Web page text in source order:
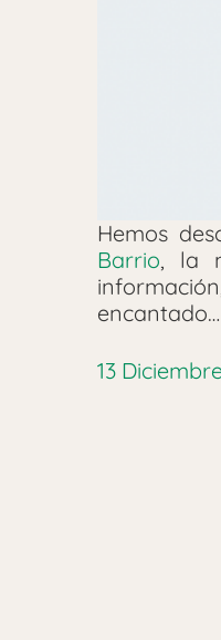
Hemos
Barrio, la
encantado…
13